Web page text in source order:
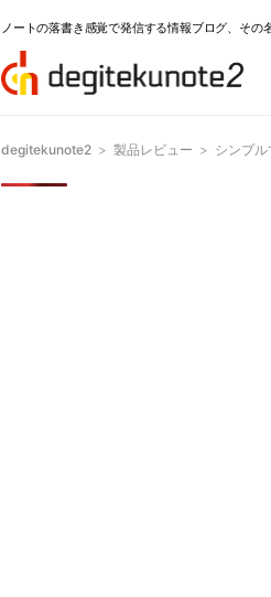
ノートの落書き感覚で発信する情報ブログ、その
degitekunote2 > 製品レビュー > シンプ